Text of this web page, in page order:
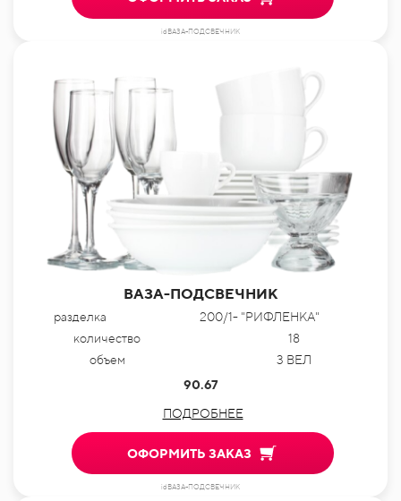
idВАЗА-ПОДСВЕЧНИК
ВАЗА-ПОДСВЕЧНИК
разделка
200/1- "РИФЛЕНКА"
количество
18
объем
3 ВЕЛ
90.67
ПОДРОБНЕЕ
ОФОРМИТЬ ЗАКАЗ
idВАЗА-ПОДСВЕЧНИК